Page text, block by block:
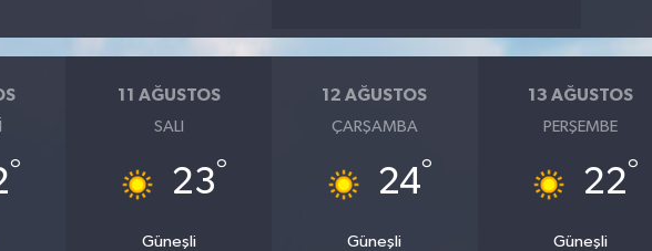
°
11 AĞUSTOS
SALI
23°
Güneşli
12 AĞUSTOS
ÇARŞAMBA
24°
Güneşli
13 AĞUSTOS
PERŞEMBE
22°
Güneşli